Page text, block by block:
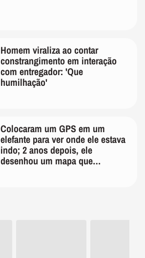
Homem viraliza ao contar
constrangimento em interação
com entregador: 'Que
humilhação'
Colocaram um GPS em um
elefante para ver onde ele estava
indo; 2 anos depois, ele
desenhou um mapa que